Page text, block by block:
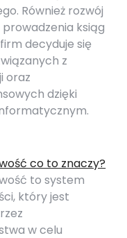
Również rozwój
ksiąg
decyduje się
z
oraz
dzięki
co to znaczy?
to system
który jest
w celu